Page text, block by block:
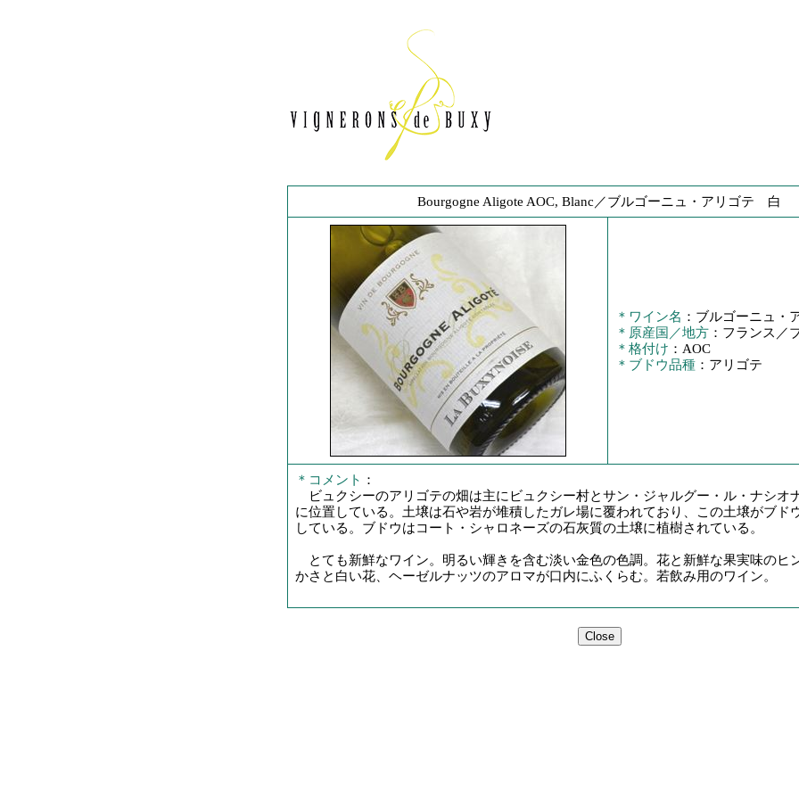
Bourgogne Aligote AOC, Blanc／ブルゴーニュ・アリゴテ 白
＊ワイン名 ：ブルゴーニュ・
＊原産国／地方 ：フランス／
＊格付け ：AOC
＊ブドウ品種 ：アリゴテ
＊コメント ：
ビュクシーのアリゴテの畑は主にビュクシー村とサン・ジャルグー・ル・ナシオ
に位置している。土壌は石や岩が堆積したガレ場に覆われており、この土壌がブド
している。ブドウはコート・シャロネーズの石灰質の土壌に植樹されている。
とても新鮮なワイン。明るい輝きを含む淡い金色の色調。花と新鮮な果実味のヒ
かさと白い花、ヘーゼルナッツのアロマが口内にふくらむ。若飲み用のワイン。
Close